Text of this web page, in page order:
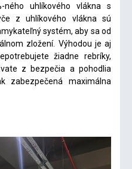
uhlíkového vlákna s
z uhlíkového vlákna sú
systém, aby sa od
zložení. Výhodou je aj
žiadne rebríky,
z bezpečia a pohodlia
zabezpečená maximálna